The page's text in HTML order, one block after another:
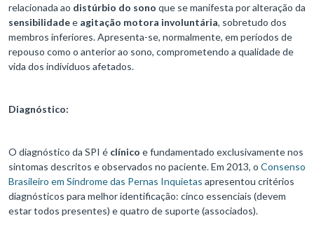
relacionada ao distúrbio do sono que se manifesta por alteração da
sensibilidadee agitação motora involuntária, sobretudo dos
membros inferiores. Apresenta-se, normalmente, em períodos de
repouso como o anterior ao sono, comprometendo a qualidade de
vida dos indivíduos afetados.
Diagnóstico:
O diagnóstico da SPI é clínico e fundamentado exclusivamente nos
sintomas descritos e observados no paciente. Em 2013, o Consenso
Brasileiro em Síndrome das Pernas Inquietas apresentou critérios
diagnósticos para melhor identificação: cinco essenciais (devem
estar todos presentes) e quatro de suporte (associados).